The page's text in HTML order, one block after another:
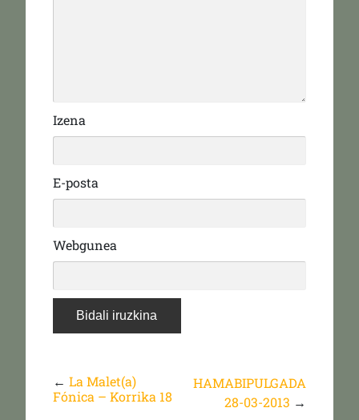
Izena
E-posta
Webgunea
← La Malet(a)
Fónica – Korrika 18
HAMABIPULGADA
28-03-2013 →